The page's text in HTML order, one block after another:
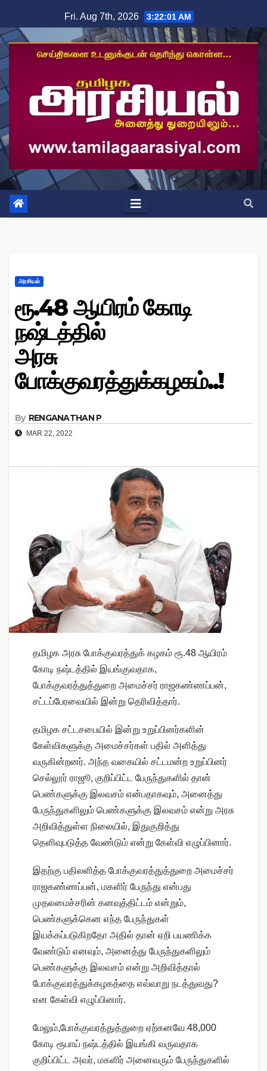
to
content
Fri. Aug 7th, 2026 3:22:01 AM
அரசியல்
ரூ.48 ஆயிரம் கோடி
நஷ்டத்தில்
அரசு
போக்குவரத்துக்கழகம்..!
By RENGANATHAN P
MAR 22, 2022
தமிழக அரசு போக்குவரத்துக் கழகம் ரூ.48 ஆயிரம்
கோடி நஷ்டத்தில் இயங்குவதாக,
போக்குவரத்துத்துறை அமைச்சர் ராஜகண்ணப்பன்,
சட்டப்பேரவையில் இன்று தெரிவித்தார்.
தமிழக சட்டசபையில் இன்று உறுப்பினர்களின்
கேள்விகளுக்கு அமைச்சர்கள் பதில் அளித்து
வருகின்றனர். அந்த வகையில் சட்டமன்ற உறுப்பினர்
செல்லூர் ராஜூ, குறிப்பிட்ட பேருந்துகளில் தான்
பெண்களுக்கு இலவசம் என்பதாகவும், அனைத்து
பேருந்துகளிலும் பெண்களுக்கு இலவசம் என்று அரசு
அறிவித்துள்ள நிலையில், இதுகுறித்து
தெளிவுபடுத்த வேண்டும் என்று கேள்வி எழுப்பினார்.
இதற்கு பதிலளித்த போக்குவரத்துத்துறை அமைச்சர்
ராஜகண்ணப்பன், மகளிர் பேருந்து என்பது
முதலமைச்சரின் கனவுத்திட்டம் என்றும்,
பெண்களுக்கென எந்த பேருந்துகள்
இயக்கப்படுகிறதோ அதில் தான் ஏறி பயணிக்க
வேண்டும் எனவும், அனைத்து பேருந்துகளிலும்
பெண்களுக்கு இலவசம் என்று அறிவித்தால்
போக்குவரத்துக்கழகத்தை எவ்வாறு நடத்துவது?
என கேள்வி எழுப்பினார்.
மேலும்,போக்குவரத்துத்துறை ஏற்கனவே 48,000
கோடி ரூபாய் நஷ்டத்தில் இயங்கி வருவதாக
குறிப்பிட்ட அவர், மகளிர் அனைவரும் பேருந்துகளில்